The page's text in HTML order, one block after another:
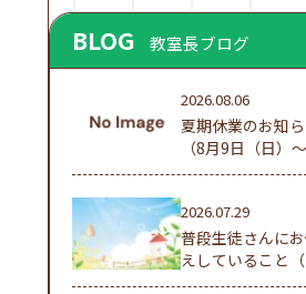
BLOG 教室長ブログ
2026.08.06
夏期休業のお知
（8月9日（日）
日（日））
2026.07.29
普段生徒さんに
えしていること
休み編①）